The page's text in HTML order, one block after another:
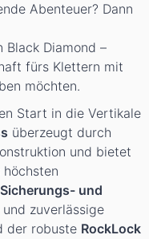
Abenteuer? Dann
Black Diamond –
fürs Klettern mit
möchten.
Start in die Vertikale
überzeugt durch
und bietet
und
zuverlässige
der robuste RockLock